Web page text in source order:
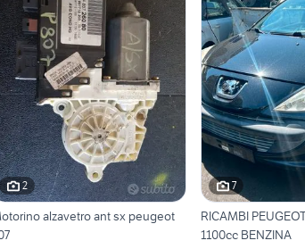
2
alzavetro ant sx peugeot
7
RICAMBI
1100cc BENZINA